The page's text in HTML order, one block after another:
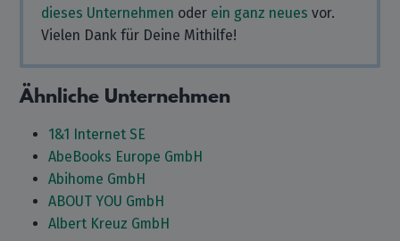
dieses Unternehmen oder ein ganz neues vor.
Vielen Dank für Deine Mithilfe!
Ähnliche Unternehmen
1&1 Internet SE
AbeBooks Europe GmbH
Abihome GmbH
ABOUT YOU GmbH
Albert Kreuz GmbH